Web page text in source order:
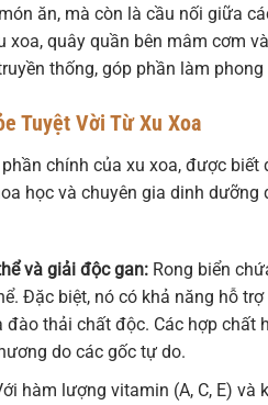
ăn, mà còn là cầu nối giữa
xoa, quây quần bên mâm cơm
thống, góp phần làm
Tuyệt Vời Từ Xu Xoa
chính của xu xoa, được
học và chuyên gia dinh
và giải độc gan:Rong biển
Đặc biệt, nó có khả năng hỗ
đào thải chất độc. Các hợp chất
do các gốc tự do.
hàm lượng vitamin (A, C, E) và